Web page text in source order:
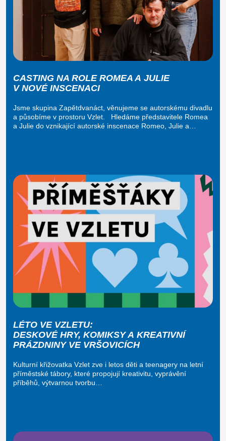
CASTING NA ROLE ROMEA A JULIE
V NOVÉ INSCENACI
Jsme skupina Zapětdvanáct, věnujeme se autorskému divadlu
a působíme v prostoru Vzlet. Hledáme představitele Romea
a Julie do vznikající autorské inscenace Romeo, Julie a…
LÉTO VE VZLETU:
DESKOVÉ HRY, KOMIKSY A KREATIVNÍ
PRÁZDNINY VE VRŠOVICÍCH
Kulturní křižovatka Vzlet zve i letos děti a teenagery na letní
příměstské tábory, které propojují kreativitu, vyprávění
příběhů, výtvarnou tvorbu…